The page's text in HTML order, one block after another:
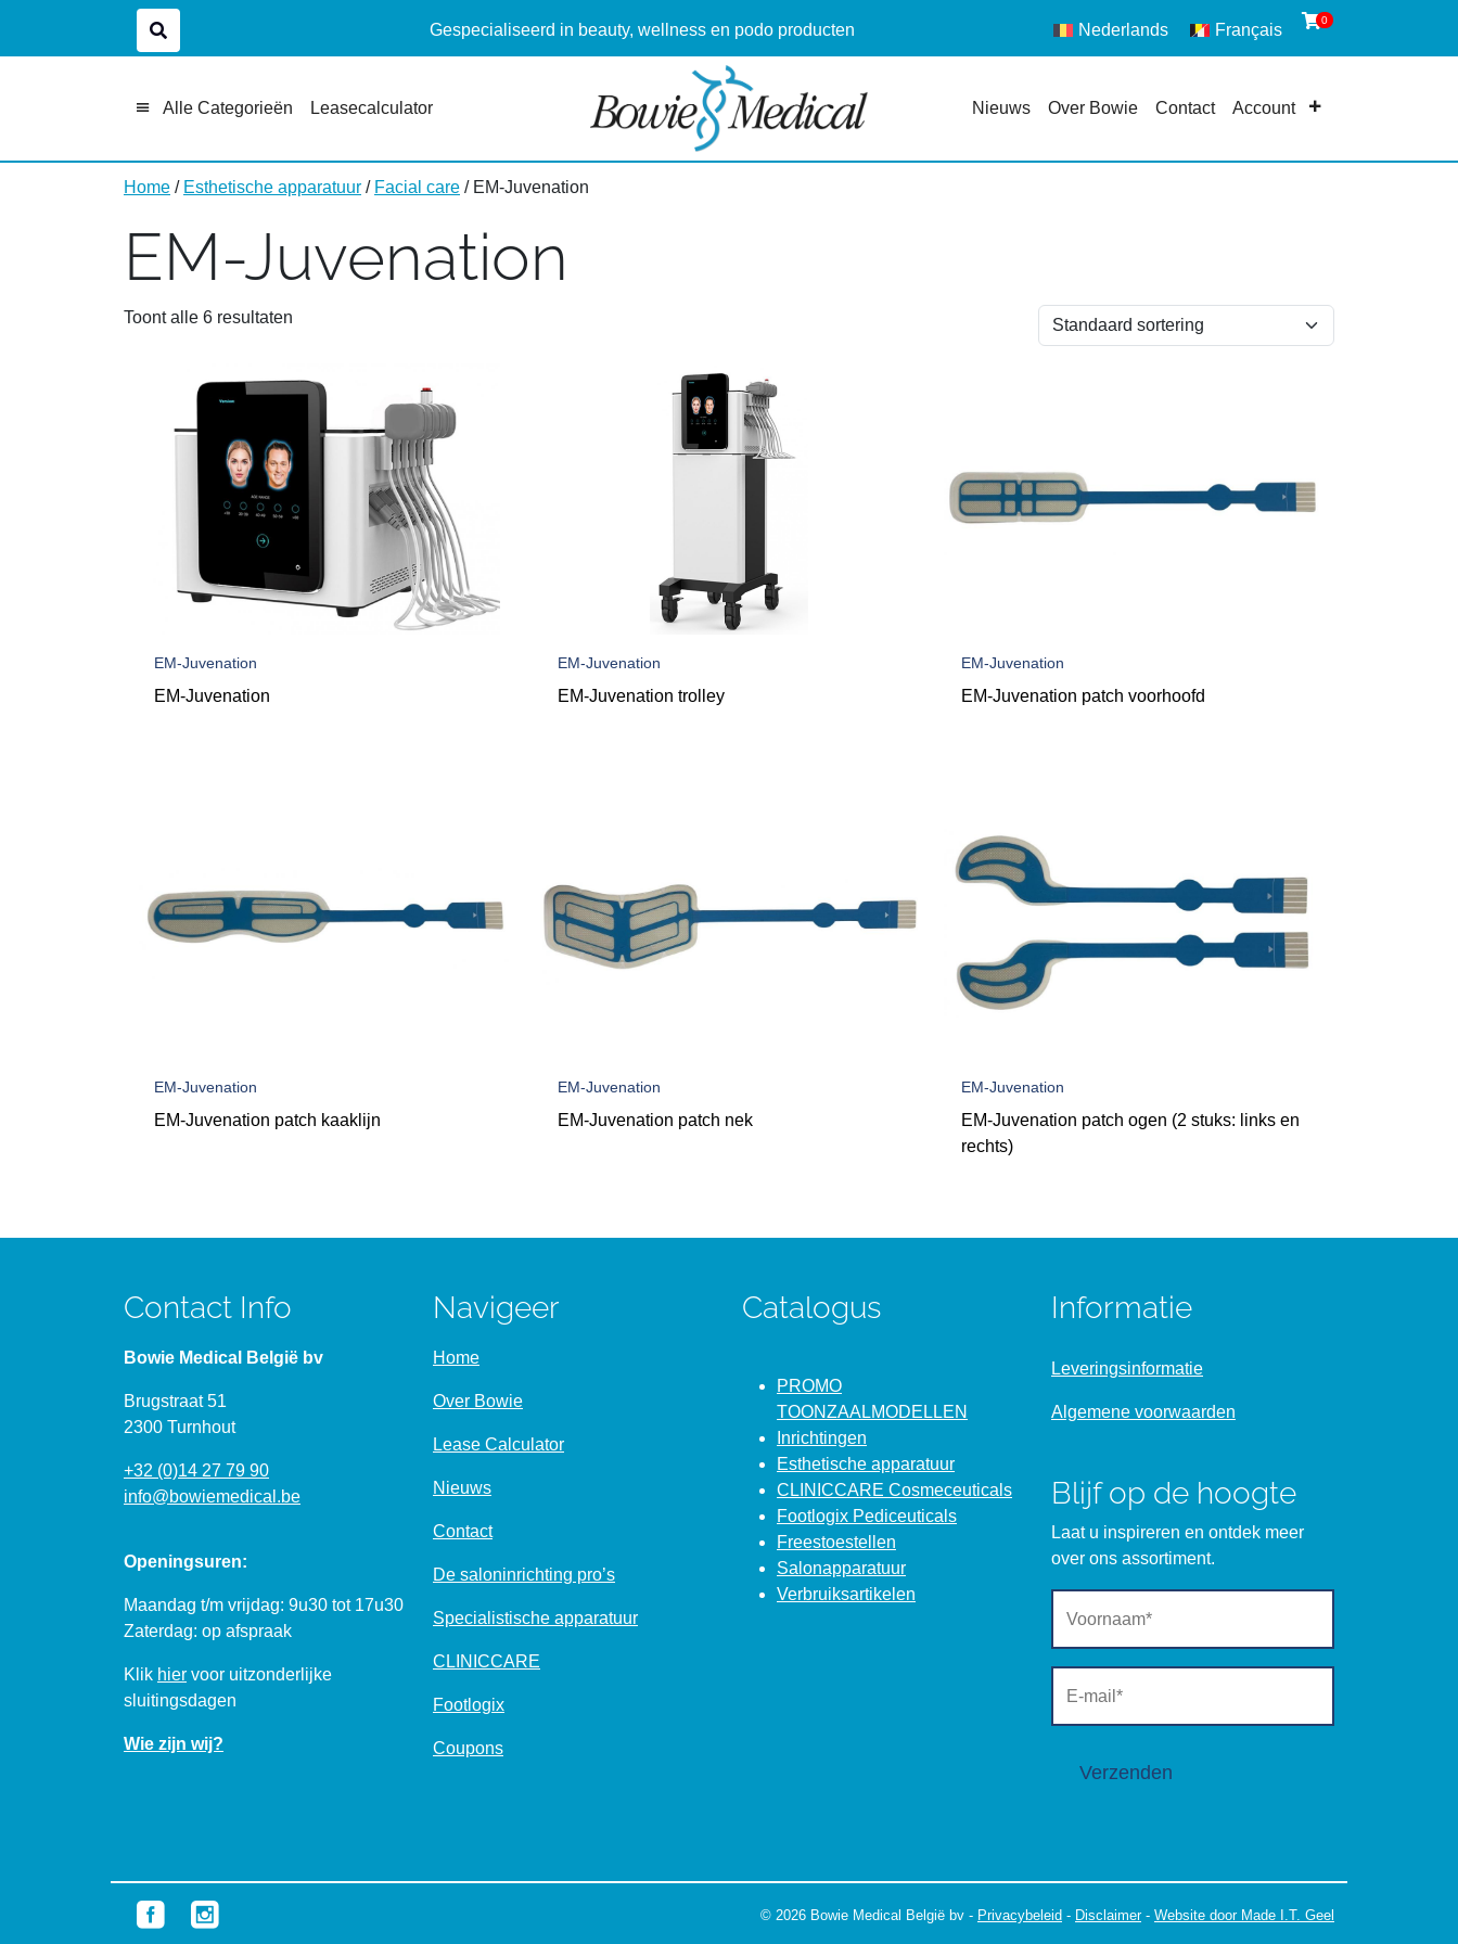
Nederlands Français
Gespecialiseerd in beauty, wellness en podo producten
0
Alle Categorieën Leasecalculator Nieuws Over Bowie Contact Account
Home / Esthetische apparatuur / Facial care / EM-Juvenation
EM-Juvenation
Toont alle 6 resultaten
EM-Juvenation
EM-Juvenation
EM-Juvenation
EM-Juvenation trolley
EM-Juvenation
EM-Juvenation patch voorhoofd
EM-Juvenation
EM-Juvenation patch kaaklijn
EM-Juvenation
EM-Juvenation patch nek
EM-Juvenation
EM-Juvenation patch ogen (2 stuks: links en
rechts)
Contact Info
Bowie Medical België bv
Brugstraat 51
2300 Turnhout
+32 (0)14 27 79 90
info@bowiemedical.be
Openingsuren:
Maandag t/m vrijdag: 9u30 tot 17u30
Zaterdag: op afspraak
Klik hier voor uitzonderlijke
sluitingsdagen
Wie zijn wij?
Navigeer
Home
Over Bowie
Lease Calculator
Nieuws
Contact
De saloninrichting pro’s
Specialistische apparatuur
CLINICCARE
Footlogix
Coupons
Catalogus
PROMO
TOONZAALMODELLEN
Inrichtingen
Esthetische apparatuur
CLINICCARE Cosmeceuticals
Footlogix Pediceuticals
Freestoestellen
Salonapparatuur
Verbruiksartikelen
Informatie
Leveringsinformatie
Algemene voorwaarden
Blijf op de hoogte
Laat u inspireren en ontdek meer
over ons assortiment.
Verzenden
© 2026 Bowie Medical België bv - Privacybeleid - Disclaimer- Website door Made I.T. Geel